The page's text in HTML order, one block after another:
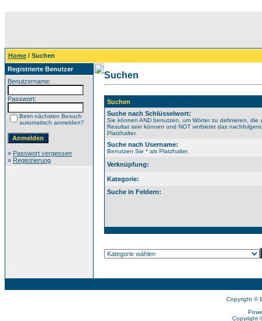
Home / Suchen
Registrierte Benutzer
Benutzername:
Passwort:
Beim nächsten Besuch
automatisch anmelden?
» Passwort vergessen
» Registrierung
Suchen
Suchen
Suche nach Schlüsselwort:
Sie können AND benutzen, um Wörter zu definieren, die
Resultat sein können und NOT verbietet das
Platzhalter.
Suche nach Username:
Benutzen Sie * als Platzhalter.
Verknüpfung:
Kategorie:
Suche in Feldern:
Copyright ©
Copyright